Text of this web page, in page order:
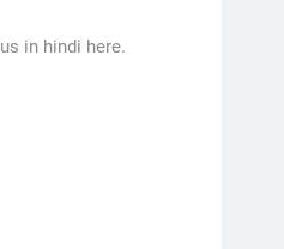
in hindi here.